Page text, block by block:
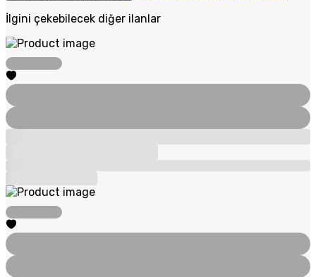
İlgini çekebilecek diğer ilanlar